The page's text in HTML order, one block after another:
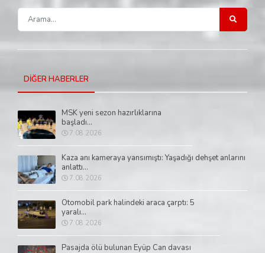
DİĞER HABERLER
MSK yeni sezon hazırlıklarına
başladı...
7.08.2026
Kaza anı kameraya yansımıştı: Yaşadığı dehşet anlarını
anlattı...
7.08.2026
Otomobil park halindeki araca çarptı: 5
yaralı...
7.08.2026
Pasajda ölü bulunan Eyüp Can davası